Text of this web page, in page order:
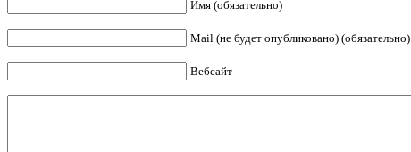
Имя (обязательно)
Mail (не будет опубликовано) (обязательно)
Вебсайт